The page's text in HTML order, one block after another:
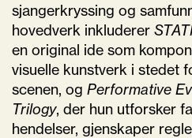
sjangerkryssing og
hovedverk inkluderer
en original ide som
visuelle kunstverk i stedet
scenen, og Performative
Trilogy, der hun utforsker
hendelser, gjenskaper